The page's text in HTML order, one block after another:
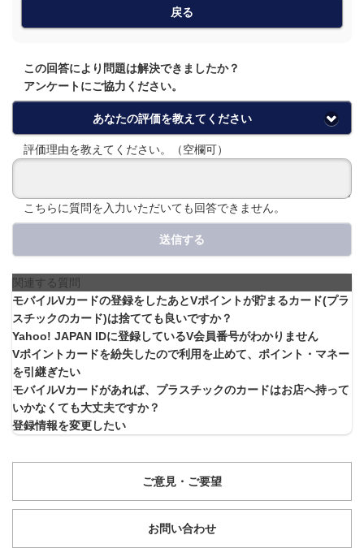
戻る
この回答により問題は解決できましたか？
アンケートにご協力ください。
あなたの評価を教えてください
評価理由を教えてください。（空欄可）
こちらに質問を入力いただいても回答できません。
送信する
関連する質問
モバイルVカードの登録をしたあとVポイントが貯まるカード(プラ
スチックのカード)は捨てても良いですか？
Yahoo! JAPAN IDに登録しているV会員番号がわかりません
Vポイントカードを紛失したので利用を止めて、ポイント・マネー
を引継ぎたい
モバイルVカードがあれば、プラスチックのカードはお店へ持って
いかなくても大丈夫ですか？
登録情報を変更したい
ご意見・ご要望
お問い合わせ